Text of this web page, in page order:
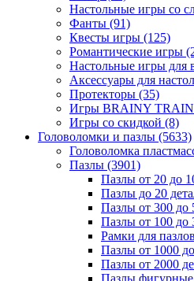
Настольные игры со
Фанты (91)
Квесты игры (125)
Романтические игры
Настольные игры для
Аксессуары для
Протекторы (35)
Игры BRAINY
Игры со скидкой (8)
Головоломки и пазлы (5633)
Головоломка
Пазлы (3901)
Пазлы от 20 до
Пазлы до 20
Пазлы от 300 до
Пазлы от 100 до
Рамки для пазлов
Пазлы от 1000
Пазлы от 2000